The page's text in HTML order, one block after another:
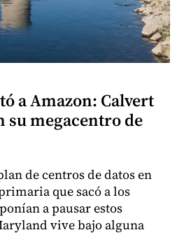
a Amazon: Calvert
su megacentro de
de centros de datos en
que sacó a los
a pausar estos
vive bajo alguna